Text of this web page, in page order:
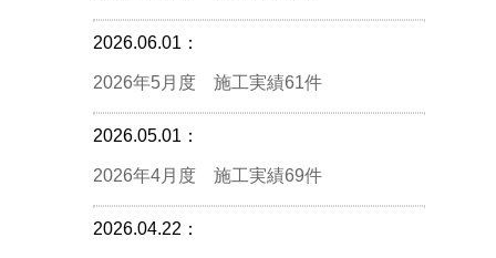
2026.06.01：
2026年5月度 施工実績61件
2026.05.01：
2026年4月度 施工実績69件
2026.04.22：